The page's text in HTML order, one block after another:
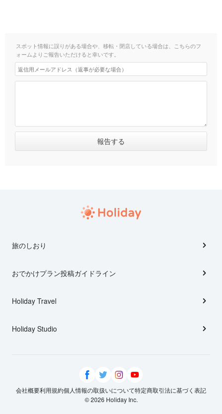
スポット情報に誤りがある場合や、移転・閉店している場合は、こちらのフ
ォームよりご報告いただけると幸いです。
旅のしおり
おでかけプラン投稿ガイドライン
Holiday Travel
Holiday Studio
会社概要利用規約個人情報の取扱いについて特定商取引法に基づく表記
© 2026 Holiday Inc.